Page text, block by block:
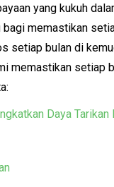
yang kukuh
memastikan
setiap bulan di
memastikan setiap
Daya Tarikan